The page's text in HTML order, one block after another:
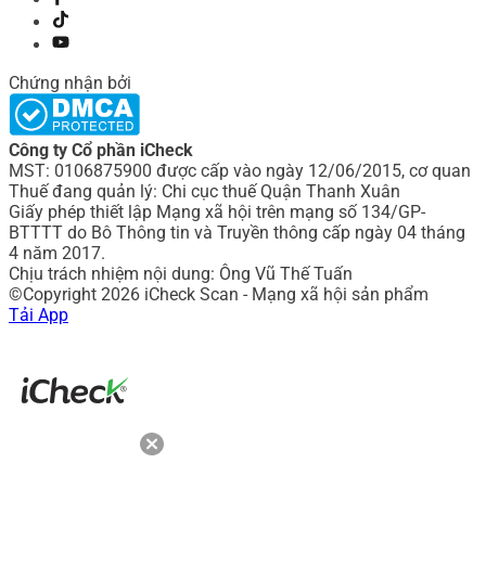
Chứng nhận bởi
Công ty Cổ phần iCheck
MST: 0106875900 được cấp vào ngày 12/06/2015, cơ quan
Thuế đang quản lý: Chi cục thuế Quận Thanh Xuân
Giấy phép thiết lập Mạng xã hội trên mạng số 134/GP-
BTTTT do Bô Thông tin và Truyền thông cấp ngày 04 tháng
4 năm 2017.
Chịu trách nhiệm nội dung: Ông Vũ Thế Tuấn
©Copyright 2026 iCheck Scan - Mạng xã hội sản phẩm
Tải App